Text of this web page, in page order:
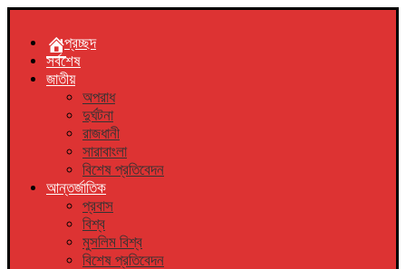
প্রচ্ছদ
সর্বশেষ
জাতীয়
অপরাধ
দুর্ঘটনা
রাজধানী
সারাবাংলা
বিশেষ প্রতিবেদন
আন্তর্জাতিক
প্রবাস
বিশ্ব
মুসলিম বিশ্ব
বিশেষ প্রতিবেদন